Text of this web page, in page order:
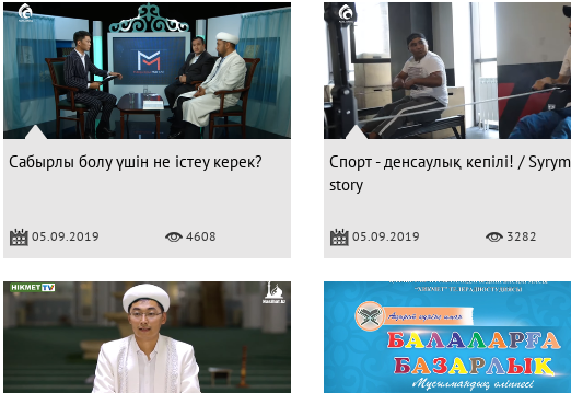
Сабырлы болу үшін не істеу керек?
05.09.2019 4608
Спорт - денсаулық кепілі! / Syrym
story
05.09.2019 3282